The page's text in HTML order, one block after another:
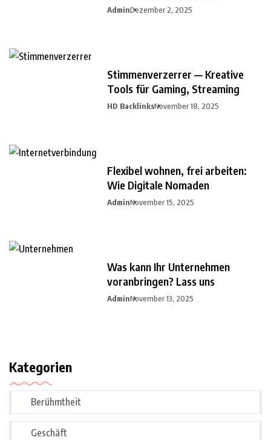
AdminDezember 2, 2025
Stimmenverzerrer — Kreative
Tools für Gaming, Streaming
HD BacklinksNovember 18, 2025
Flexibel wohnen, frei arbeiten:
Wie Digitale Nomaden
AdminNovember 15, 2025
Was kann Ihr Unternehmen
voranbringen? Lass uns
AdminNovember 13, 2025
Kategorien
Berühmtheit
Geschäft